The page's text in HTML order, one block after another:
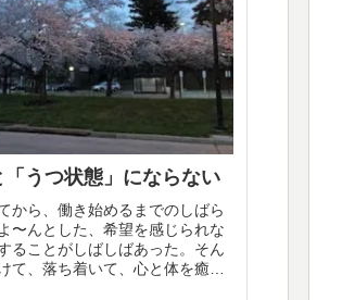
うつ状態」にならない
から、働き始めるまでのしばら
〜んとした、希望を感じられな
ることがしばしばあった。そん
て、落ち着いて、心と体を癒し